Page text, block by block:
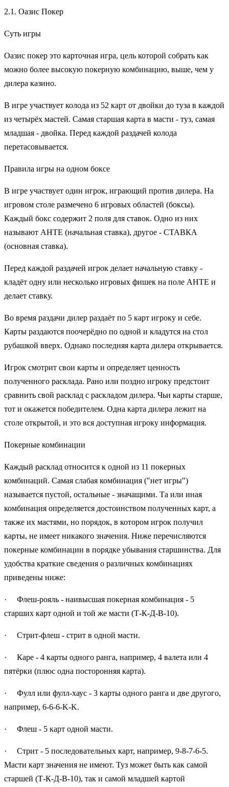
2.1. Оазис Покер
Суть игры
Оазис покер это карточная игра, цель которой собрать как
можно более высокую покерную комбинацию, выше, чем у
дилера казино.
В игре участвует колода из 52 карт от двойки до туза в каждой
из четырёх мастей. Самая старшая карта в масти - туз, самая
младшая - двойка. Перед каждой раздачей колода
перетасовывается.
Правила игры на одном боксе
В игре участвует один игрок, играющий против дилера. На
игровом столе размечено 6 игровых областей (боксы).
Каждый бокс содержит 2 поля для ставок. Одно из них
называют АНТЕ (начальная ставка), другое - СТАВКА
(основная ставка).
Перед каждой раздачей игрок делает начальную ставку -
кладёт одну или несколько игровых фишек на поле АНТЕ и
делает ставку.
Во время раздачи дилер раздаёт по 5 карт игроку и себе.
Карты раздаются поочерёдно по одной и кладутся на стол
рубашкой вверх. Однако последняя карта дилера открывается.
Игрок смотрит свои карты и определяет ценность
полученного расклада. Рано или поздно игроку предстоит
сравнить свой расклад с раскладом дилера. Чьи карты старше,
тот и окажется победителем. Одна карта дилера лежит на
столе открытой, и это вся доступная игроку информация.
Покерные комбинации
Каждый расклад относится к одной из 11 покерных
комбинаций. Самая слабая комбинация ("нет игры")
называется пустой, остальные - значащими. Та или иная
комбинация определяется достоинством полученных карт, а
также их мастями, но порядок, в котором игрок получил
карты, не имеет никакого значения. Ниже перечисляются
покерные комбинации в порядке убывания старшинства. Для
удобства краткие сведения о различных комбинациях
приведены ниже:
· Флеш-рояль - наивысшая покерная комбинация - 5
старших карт одной и той же масти (Т-К-Д-В-10).
· Стрит-флеш - стрит в одной масти.
· Каре - 4 карты одного ранга, например, 4 валета или 4
пятёрки (плюс одна посторонняя карта).
· Фулл или фулл-хаус - 3 карты одного ранга и две другого,
например, 6-6-6-K-K.
· Флеш - 5 карт одной масти.
· Стрит - 5 последовательных карт, например, 9-8-7-6-5.
Масти карт значения не имеют. Туз может быть как самой
старшей (Т-К-Д-В-10), так и самой младшей картой